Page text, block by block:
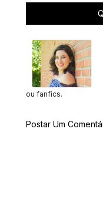
ou fanfics.
Postar Um